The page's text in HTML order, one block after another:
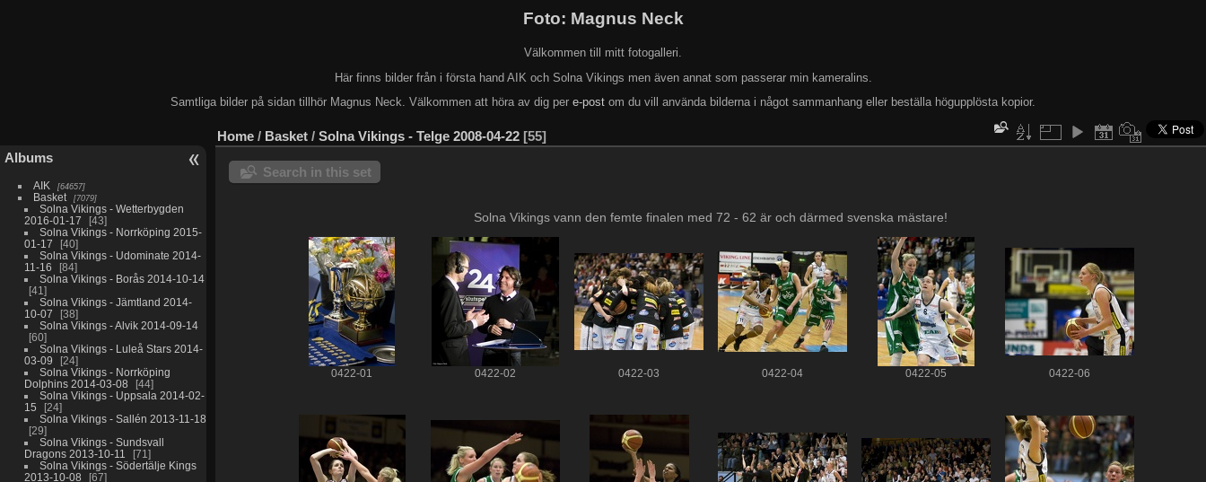
Foto: Magnus Neck
Välkommen till mitt fotogalleri.
Här finns bilder från i första hand AIK och Solna Vikings men även annat som passerar min kameralins.
Samtliga bilder på sidan tillhör Magnus Neck. Välkommen att höra av dig per e-post om du vill använda bilderna i något sammanhang eller beställa högupplösta kopior.
Albums
AIK 64657
Basket 7079
Solna Vikings - Wetterbygden
2016-01-17
43
Solna Vikings - Norrköping 2015-
01-17
40
Solna Vikings - Udominate 2014-
11-16
84
Solna Vikings - Borås 2014-10-14
41
Solna Vikings - Jämtland 2014-
10-07
38
Solna Vikings - Alvik 2014-09-14
60
Solna Vikings - Luleå Stars 2014-
03-09
24
Solna Vikings - Norrköping
Dolphins 2014-03-08
44
Solna Vikings - Uppsala 2014-02-
15
24
Solna Vikings - Sallén 2013-11-18
29
Solna Vikings - Sundsvall
Dragons 2013-10-11
71
Solna Vikings - Södertälje Kings
2013-10-08
67
Home / Basket / Solna Vikings - Telge 2008-04-22 55
Search in this set
Solna Vikings vann den femte finalen med 72 - 62 är och därmed svenska mästare!
0422-01 0422-02 0422-03 0422-04 0422-05 0422-06